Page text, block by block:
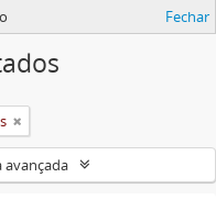
Fechar
avançada